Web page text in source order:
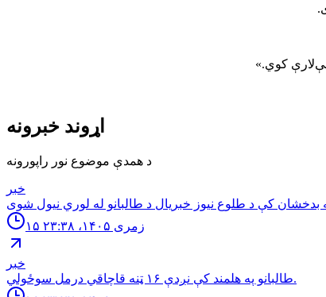
کوي.»
اړوند خبرونه
د همدې موضوع نور راپورونه
خبر
۱۵ زمری ۱۴۰۵، ۲۳:۳۸
خبر
طالبانو په هلمند كې نږدې ۱۶ ټنه قاچاقي درمل سوځولي.